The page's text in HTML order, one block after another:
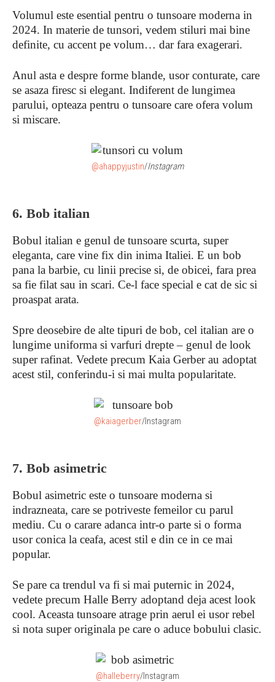
Volumul este esential pentru o tunsoare moderna in
2024. In materie de tunsori, vedem stiluri mai bine
definite, cu accent pe volum… dar fara exagerari.
Anul asta e despre forme blande, usor conturate, care
se asaza firesc si elegant. Indiferent de lungimea
parului, opteaza pentru o tunsoare care ofera volum
si miscare.
@ahappyjustin/Instagram
6. Bob italian
Bobul italian e genul de tunsoare scurta, super
eleganta, care vine fix din inima Italiei. E un bob
pana la barbie, cu linii precise si, de obicei, fara prea
sa fie filat sau in scari. Ce-l face special e cat de sic si
proaspat arata.
Spre deosebire de alte tipuri de bob, cel italian are o
lungime uniforma si varfuri drepte – genul de look
super rafinat. Vedete precum Kaia Gerber au adoptat
acest stil, conferindu-i si mai multa popularitate.
@kaiagerber/Instagram
7. Bob asimetric
Bobul asimetric este o tunsoare moderna si
indrazneata, care se potriveste femeilor cu parul
mediu. Cu o carare adanca intr-o parte si o forma
usor conica la ceafa, acest stil e din ce in ce mai
popular.
Se pare ca trendul va fi si mai puternic in 2024,
vedete precum Halle Berry adoptand deja acest look
cool. Aceasta tunsoare atrage prin aerul ei usor rebel
si nota super originala pe care o aduce bobului clasic.
@halleberry/Instagram